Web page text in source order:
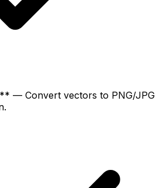
— Convert vectors to PNG/JPG